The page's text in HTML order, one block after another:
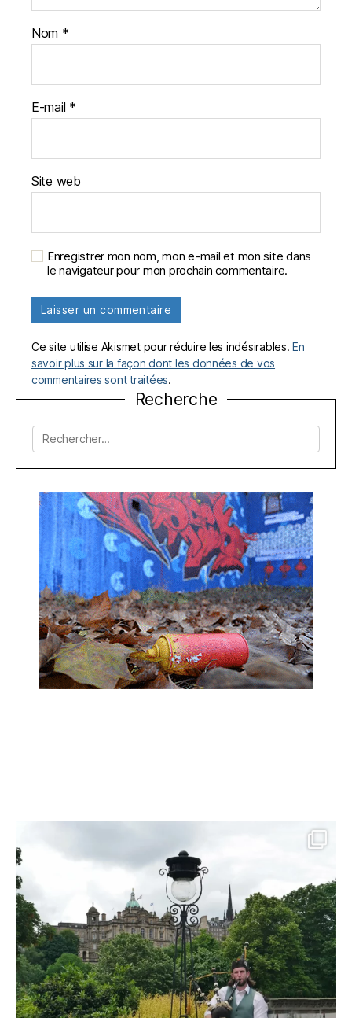
Nom *
E-mail *
Site web
Enregistrer mon nom, mon e-mail et mon site dans
le navigateur pour mon prochain commentaire.
Ce site utilise Akismet pour réduire les indésirables.En
savoir plus sur la façon dont les données de vos
commentaires sont traitées.
Recherche
Rechercher :